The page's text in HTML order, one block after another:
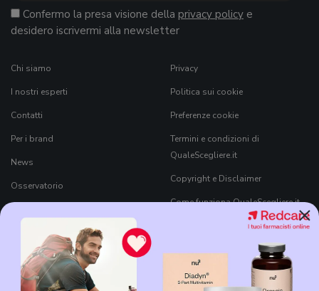
×
Confermo la presa visione della privacy policy e
desidero iscrivermi alla newsletter
Chi siamo
I nostri esperti
Contatti
Per i brand
News
Osservatorio
Black Friday 2026
Privacy
Politica sui cookie
Preferenze cookie
Termini e condizioni di
QualeScegliere.it
Copyright e Disclaimer
Come funziona QualeScegliere.it